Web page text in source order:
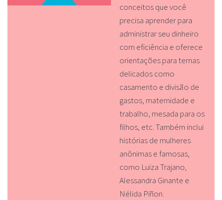
conceitos que você
precisa aprender para
administrar seu dinheiro
com eficiência e oferece
orientações para temas
delicados como
casamento e divisão de
gastos, maternidade e
trabalho, mesada para os
filhos, etc. Também inclui
histórias de mulheres
anônimas e famosas,
como Luiza Trajano,
Alessandra Ginante e
Nélida Piñon.